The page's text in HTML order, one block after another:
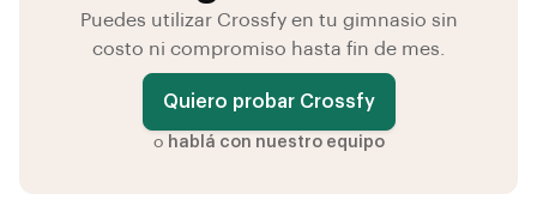
Puedes utilizar Crossfy en tu gimnasio sin
costo ni compromiso hasta fin de mes.
Quiero probar Crossfy
o hablá con nuestro equipo